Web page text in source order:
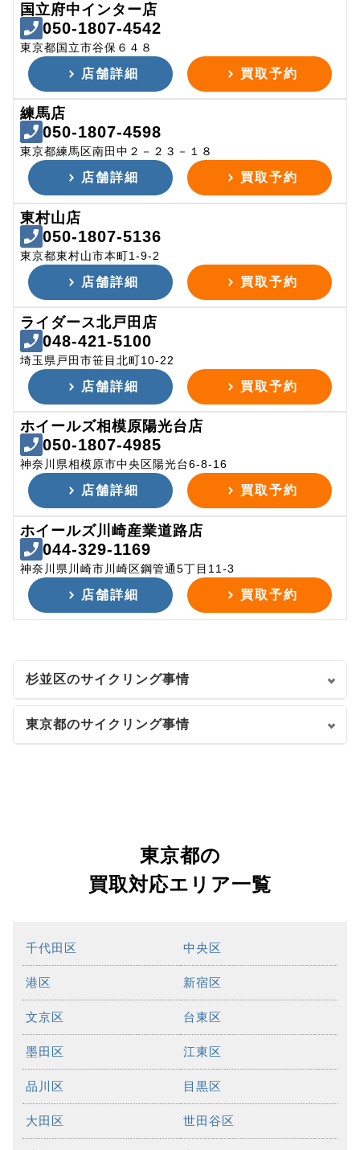
国立府中インター店
050-1807-4542
東京都国立市谷保６４８
店舗詳細 買取予約
練馬店
050-1807-4598
東京都練馬区南田中２－２３－１８
店舗詳細 買取予約
東村山店
050-1807-5136
東京都東村山市本町1-9-2
店舗詳細 買取予約
ライダース北戸田店
048-421-5100
埼玉県戸田市笹目北町10-22
店舗詳細 買取予約
ホイールズ相模原陽光台店
050-1807-4985
神奈川県相模原市中央区陽光台6-8-16
店舗詳細 買取予約
ホイールズ川崎産業道路店
044-329-1169
神奈川県川崎市川崎区鋼管通5丁目11-3
店舗詳細 買取予約
杉並区のサイクリング事情
東京都のサイクリング事情
東京都の
買取対応エリア一覧
千代田区 中央区
港区 新宿区
文京区 台東区
墨田区 江東区
品川区 目黒区
大田区 世田谷区